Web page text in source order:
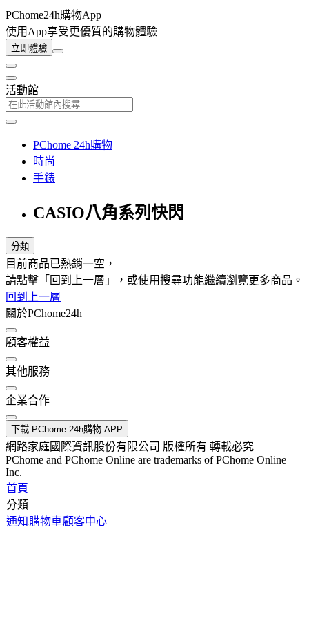
PChome24h購物App
使用App享受更優質的購物體驗
立即體驗
活動館
PChome 24h購物
時尚
手錶
CASIO八角系列快閃
分類
目前商品已熱銷一空，
請點擊「回到上一層」，或使用搜尋功能繼續瀏覽更多商品。
回到上一層
關於PChome24h
顧客權益
其他服務
企業合作
下載 PChome 24h購物 APP
網路家庭國際資訊股份有限公司 版權所有 轉載必究
PChome and PChome Online are trademarks of PChome Online
Inc.
首頁
分類
通知 購物車顧客中心